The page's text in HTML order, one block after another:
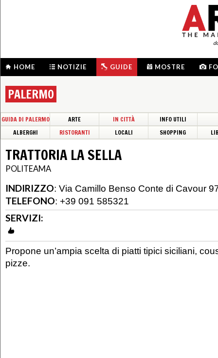
HOME NOTIZIE GUIDE MOSTRE
PALERMO
GUIDA DI PALERMO ARTE IN CITTÀ
INFO UTILI
ALBERGHI
RISTORANTI LOCALI SHOPPING
TRATTORIA LA SELLA
POLITEAMA
INDIRIZZO: Via Camillo Benso Conte di Cavour
TELEFONO: +39 091 585321
SERVIZI:
Propone un’ampia scelta di piatti tipici siciliani,
pizze.